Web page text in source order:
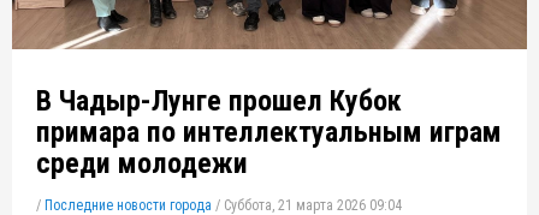
В Чадыр-Лунге прошел Кубок
примара по интеллектуальным играм
среди молодежи
/ Последние новости города / Суббота, 21 марта 2026 09:04